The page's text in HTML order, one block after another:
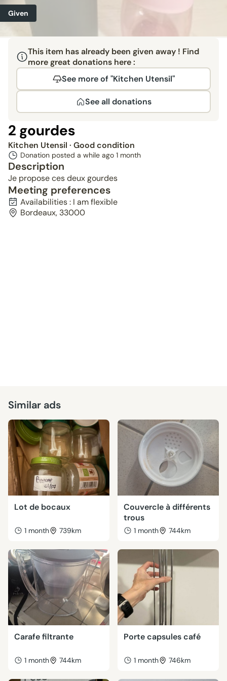
Given
This item has already been given away ! Find
more great donations here :
See more of "Kitchen Utensil"
See all donations
2 gourdes
Kitchen Utensil · Good condition
Donation posted a while ago 1 month
Description
Je propose ces deux gourdes
Meeting preferences
Availabilities : I am flexible
Bordeaux, 33000
Similar ads
Lot de bocaux
1 month 739km
Couvercle à différents
trous
1 month 744km
Carafe filtrante
1 month 744km
Porte capsules café
1 month 746km